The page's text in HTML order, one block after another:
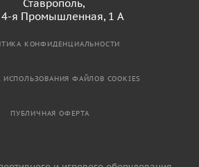
Ставрополь,
4-я Промышленная, 1 А
КОНФИДЕНЦИАЛЬНОСТИ
ФАЙЛОВ COOKIES
ПУБЛИЧНАЯ ОФЕРТА